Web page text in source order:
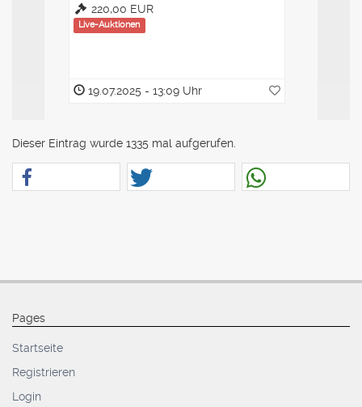
220,00 EUR
Live-Auktionen
19.07.2025 - 13:09 Uhr
Dieser Eintrag wurde 1335 mal aufgerufen.
Pages
Startseite
Registrieren
Login